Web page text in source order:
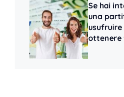
Se hai
una
usufruire
ottenere